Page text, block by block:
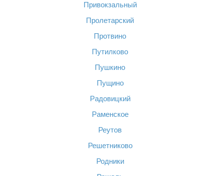
Привокзальный
Пролетарский
Протвино
Путилково
Пушкино
Пущино
Радовицкий
Раменское
Реутов
Решетниково
Родники